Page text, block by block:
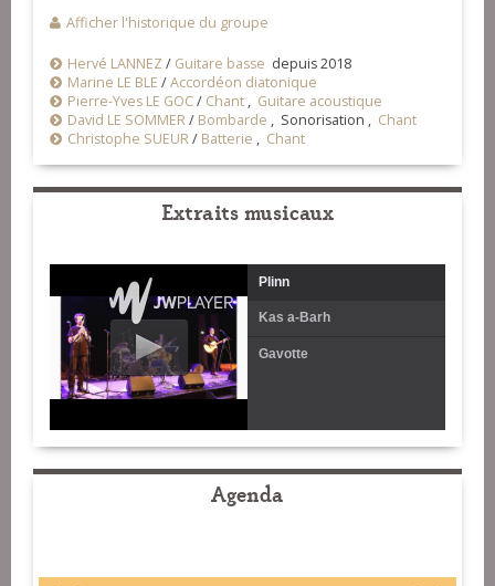
Afficher l'historique du groupe
Hervé LANNEZ / Guitare basse depuis 2018
Marine LE BLE /Accordéon diatonique
Pierre-Yves LE GOC/ Chant , Guitare acoustique
David LE SOMMER/ Bombarde , Sonorisation , Chant
Christophe SUEUR/ Batterie , Chant
Extraits musicaux
Plinn
Kas a-Barh
Gavotte
Agenda